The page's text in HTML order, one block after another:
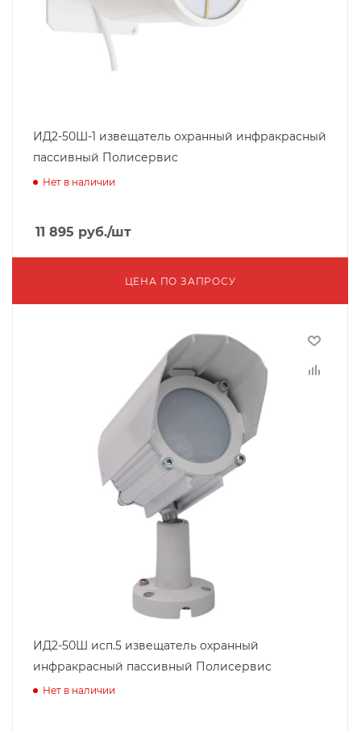
ИД2-50Ш-1 извещатель охранный инфракрасный
пассивный Полисервис
Нет в наличии
11 895 руб./шт
ЦЕНА ПО ЗАПРОСУ
ИД2-50Ш исп.5 извещатель охранный
инфракрасный пассивный Полисервис
Нет в наличии